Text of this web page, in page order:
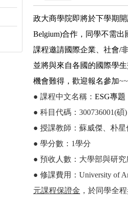
政大商學院即將於下學期開
Belgium)合作，同學不需出
課程邀請國際企業、社會/
並將與來自各國的國際學
機會難得，歡迎報名參加
● 課程中文名稱： ESG專題
● 科目代碼：300736001(碩
● 授課教師：蘇威傑、朴星
● 學分數：1學分
● 預收人數：大學部與研究
● 修課費用：University of
元課程保證金 ，於同學全